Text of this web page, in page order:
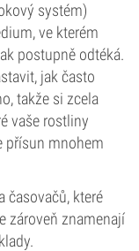
systém)
ve kterém
postupně odtéká.
jak často
takže si zcela
vaše rostliny
přísun mnohem
časovačů, které
zároveň znamenají